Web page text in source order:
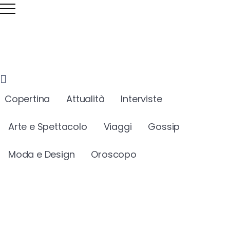
Copertina Attualità Interviste
Arte e Spettacolo Viaggi Gossip
Moda e Design Oroscopo